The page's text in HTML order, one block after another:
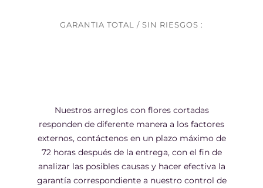
GARANTIA TOTAL / SIN RIESGOS :
Nuestros arreglos con flores cortadas
responden de diferente manera a los factores
externos, contáctenos en un plazo máximo de
72 horas después de la entrega, con el fin de
analizar las posibles causas y hacer efectiva la
garantía correspondiente a nuestro control de